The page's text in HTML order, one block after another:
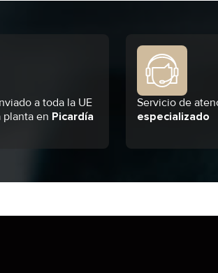
a toda la UE
planta en Picardía
Servicio de
especializado